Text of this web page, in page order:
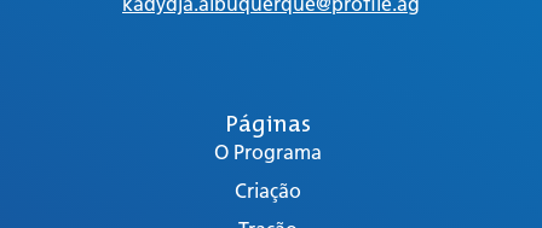
Páginas
O Programa
Criação